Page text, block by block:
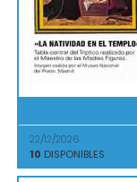
22/12/2026
10 DISPONIBLES